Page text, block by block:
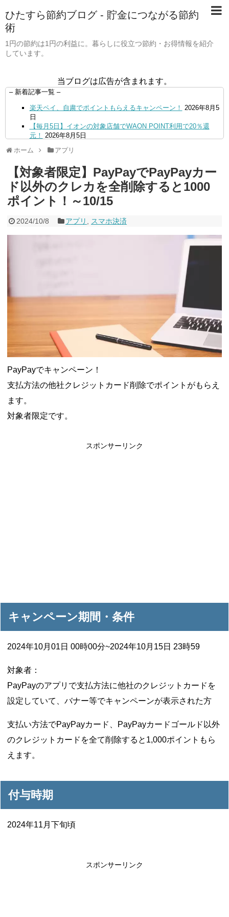
ひたすら節約ブログ - 貯金につながる節約
術
1円の節約は1円の利益に。暮らしに役立つ節約・お得情報を紹介
しています。
当ブログは広告が含まれます。
– 新着記事一覧 –
楽天ペイ、自粛でポイントもらえるキャンペーン！ 2026年8月5
日
【毎月5日】イオンの対象店舗でWAON POINT利用で20％還
元！ 2026年8月5日
ードチャージすると5%還元に！
で。9/30まで 2026年8月4日
三井住友カード、はま寿司、ココス、オリーブの丘などでVポイ
ント最大10％還元！さらにVカードクーポンも併用可 2026年8
月4日
ドコモSMTBネット銀行への振込で最大10,000円あたる抽選キ
ャンペーン！8/31まで 2026年8月3日
山分けキャンペーン！～10/31 2026年8月3日
2026年8月
PayPayポイント→Vポイント交換でストア限定の制限を消す方
2026年8月1日
V NEOBANK改悪！還元率1.25%に、チャージ系対象外へ！11
ドットマネーが再開！8/12から。でも未完了のポイント有効期
【2026年夏】dポイント交換キャンペーンが見逃せない！最大
15%増量のチャンス。8/1~31あたりまで
2026年7月31日
au PAY 残高チャージで最大10000円もらえる！じぶん銀行から
チャージで抽選。8/31まで 2026年7月29日
【7/31まで】ヤフーショッピング商品券買うと今だけ4％増量！
Yahoo!ふるさと納税で使おう
ホーム アプリ
【対象者限定】PayPayでPayPayカー
ド以外のクレカを全削除すると1000
ポイント！～10/15
2024/10/8 アプリ スマホ決済
PayPayでキャンペーン！
支払方法の他社クレジットカード削除でポイントがもらえ
ます。
対象者限定です。
スポンサーリンク
キャンペーン期間・条件
2024年10月01日 00時00分~2024年10月15日 23時59
対象者：
PayPayのアプリで支払方法に他社のクレジットカードを
設定していて、バナー等でキャンペーンが表示された方
支払い方法でPayPayカード、PayPayカードゴールド以外
のクレジットカードを全て削除すると1,000ポイントもら
えます。
付与時期
2024年11月下旬頃
スポンサーリンク